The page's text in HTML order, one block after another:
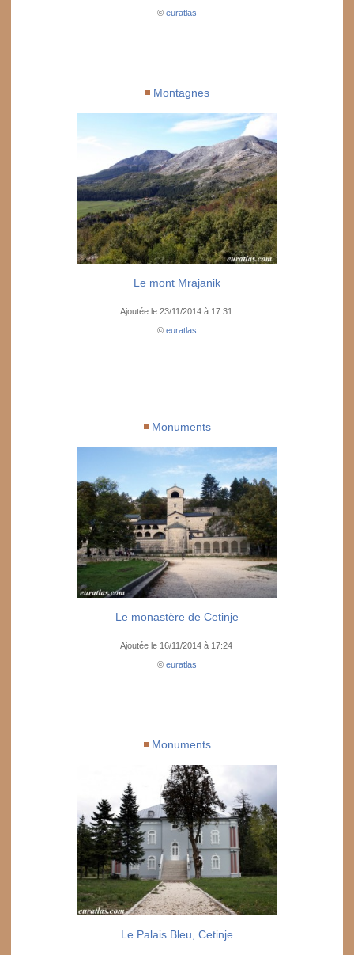
© euratlas
Montagnes
Le mont Mrajanik
Ajoutée le 23/11/2014 à 17:31
© euratlas
Monuments
Le monastère de Cetinje
Ajoutée le 16/11/2014 à 17:24
© euratlas
Monuments
Le Palais Bleu, Cetinje